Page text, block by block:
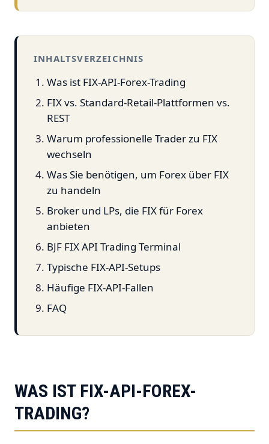
INHALTSVERZEICHNIS
Was ist FIX-API-Forex-Trading
FIX vs. Standard-Retail-Plattformen vs.
REST
Warum professionelle Trader zu FIX
wechseln
Was Sie benötigen, um Forex über FIX
zu handeln
Broker und LPs, die FIX für Forex
anbieten
BJF FIX API Trading Terminal
Typische FIX-API-Setups
Häufige FIX-API-Fallen
FAQ
WAS IST FIX-API-FOREX-
TRADING?